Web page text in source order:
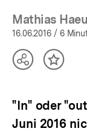
der
EU
bpb.de
Mathias
16.06.2016 / 6
TeilenInhalt
"In" oder
Juni 2016